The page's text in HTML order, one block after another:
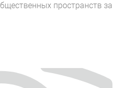
пространств за